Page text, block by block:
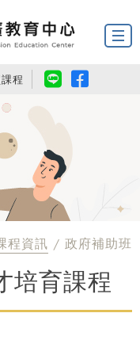
程
程資訊 / 政府補助班
培育課程